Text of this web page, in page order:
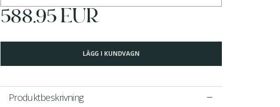
588.95 EUR
LÄGG I KUNDVAGN
Produktbeskrivning